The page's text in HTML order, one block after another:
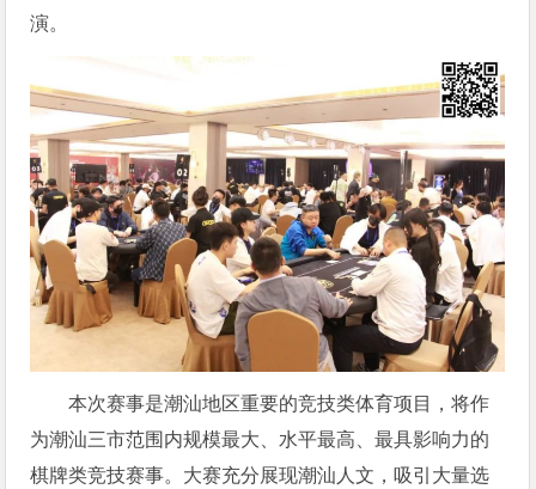
演。
本次赛事是潮汕地区重要的竞技类体育项目，将作
为潮汕三市范围内规模最大、水平最高、最具影响力的
棋牌类竞技赛事。大赛充分展现潮汕人文，吸引大量选